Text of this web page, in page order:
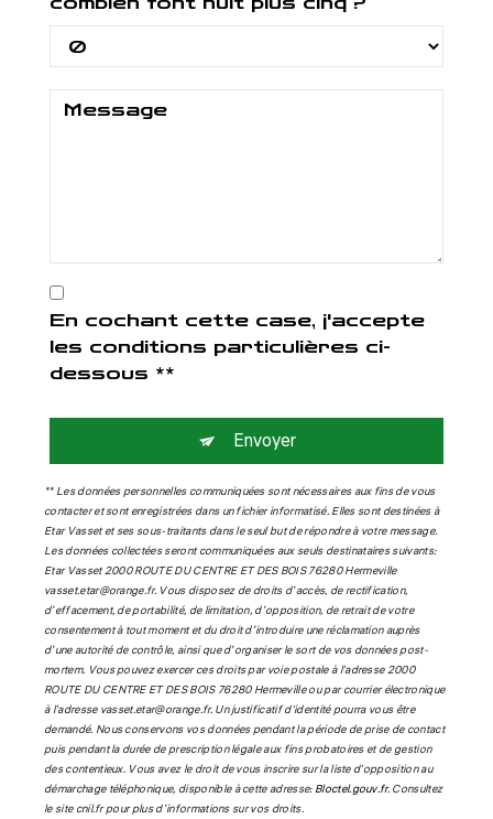
En cochant cette case, j'accepte
les conditions particulières ci-
dessous **
Envoyer
** Les données personnelles communiquées sont nécessaires aux fins de vous
contacter et sont enregistrées dans un fichier informatisé. Elles sont destinées à
Etar Vasset et ses sous-traitants dans le seul but de répondre à votre message.
Les données collectées seront communiquées aux seuls destinataires suivants:
Etar Vasset 2000 ROUTE DU CENTRE ET DES BOIS 76280 Hermeville
vasset.etar@orange.fr. Vous disposez de droits d’accès, de rectification,
d’effacement, de portabilité, de limitation, d’opposition, de retrait de votre
consentement à tout moment et du droit d’introduire une réclamation auprès
d’une autorité de contrôle, ainsi que d’organiser le sort de vos données post-
mortem. Vous pouvez exercer ces droits par voie postale à l'adresse 2000
ROUTE DU CENTRE ET DES BOIS 76280 Hermeville ou par courrier électronique
à l'adresse vasset.etar@orange.fr. Un justificatif d'identité pourra vous être
demandé. Nous conservons vos données pendant la période de prise de contact
puis pendant la durée de prescription légale aux fins probatoires et de gestion
des contentieux. Vous avez le droit de vous inscrire sur la liste d'opposition au
démarchage téléphonique, disponible à cette adresse: Bloctel.gouv.fr. Consultez
le site cnil.fr pour plus d’informations sur vos droits.